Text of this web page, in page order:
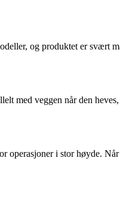
og produktet er svært
med veggen når den
i stor høyde.